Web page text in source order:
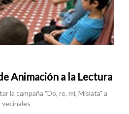
Animación a la Lectura
la campaña "Do, re, mi, Mislata" a